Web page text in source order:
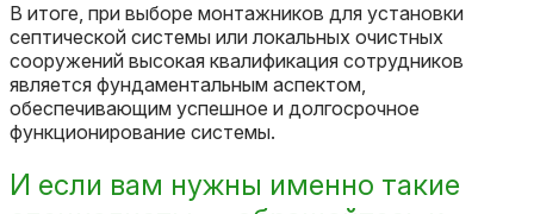
В итоге, при выборе монтажников для установки
септической системы или локальных очистных
сооружений высокая квалификация сотрудников
является фундаментальным аспектом,
обеспечивающим успешное и долгосрочное
функционирование системы.
И если вам нужны именно такие